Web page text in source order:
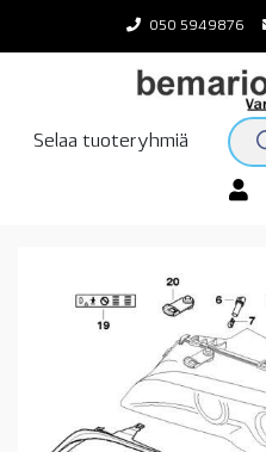
content
050 5949876
Selaa tuoteryhmiä